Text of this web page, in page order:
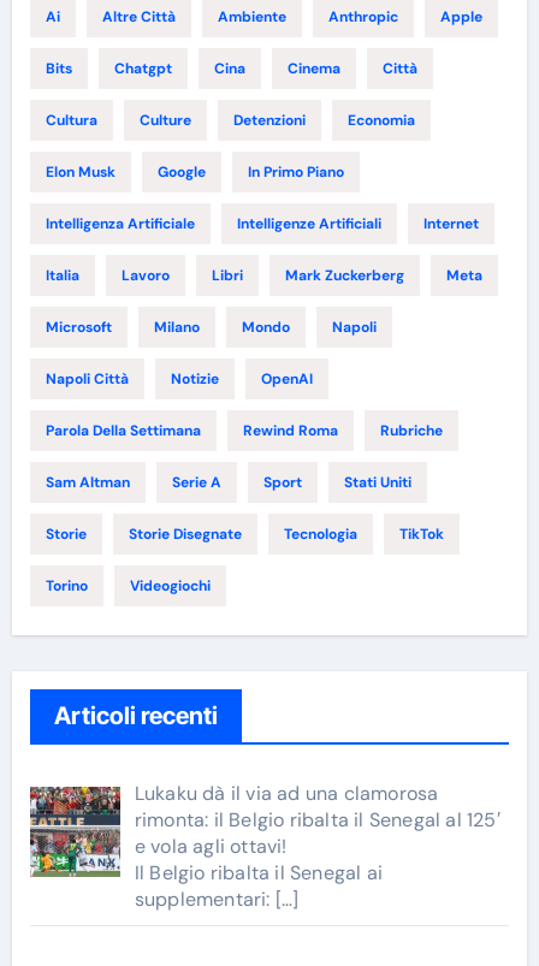
Ai Altre Città Ambiente Anthropic Apple
Bits Chatgpt Cina Cinema Città
Cultura Culture Detenzioni Economia
Elon Musk Google In Primo Piano
Intelligenza Artificiale Intelligenze Artificiali Internet
Italia Lavoro Libri Mark Zuckerberg Meta
Microsoft Milano Mondo Napoli
Napoli Città Notizie OpenAI
Parola Della Settimana Rewind Roma Rubriche
Sam Altman Serie A Sport Stati Uniti
Storie Storie Disegnate Tecnologia TikTok
Torino Videogiochi
Articoli recenti
Lukaku dà il via ad una clamorosa
rimonta: il Belgio ribalta il Senegal al 125′
e vola agli ottavi!
Il Belgio ribalta il Senegal ai
supplementari: […]